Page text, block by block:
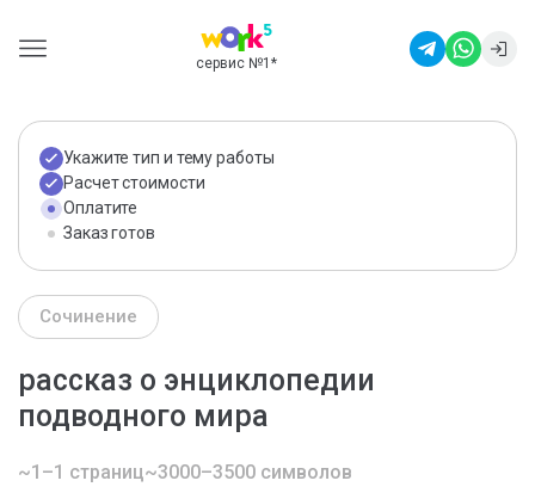
сервис №1 *
Укажите тип и тему работы
Расчет стоимости
Оплатите
Заказ готов
Сочинение
рассказ о энциклопедии
подводного мира
~1–1 страниц~3000–3500 символов